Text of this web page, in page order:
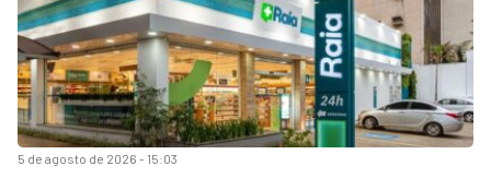
5 de agosto de 2026 - 15:03